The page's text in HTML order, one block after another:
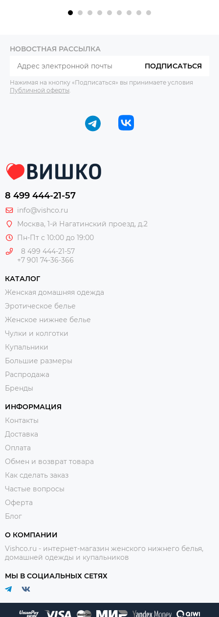
НОВОСТНАЯ РАССЫЛКА
ПОДПИСАТЬСЯ
Нажимая на кнопку «Подписаться» вы принимаете условия
Публичной оферты
8 499 444-21-57
info@vishco.ru
Москва, 1-й Нагатинский проезд, д.2
Пн-Пт с 10:00 до 19:00
8 499 444-21-57
+7 901 74-36-366
КАТАЛОГ
Женская домашняя одежда
Эротическое белье
Женское нижнее белье
Чулки и колготки
Купальники
Большие размеры
Распродажа
Бренды
ИНФОРМАЦИЯ
Контакты
Доставка
Оплата
Обмен и возврат товара
Как сделать заказ
Частые вопросы
Оферта
Блог
О КОМПАНИИ
Vishco.ru - интернет-магазин женского нижнего белья,
домашней одежды и купальников
МЫ В СОЦИАЛЬНЫХ СЕТЯХ